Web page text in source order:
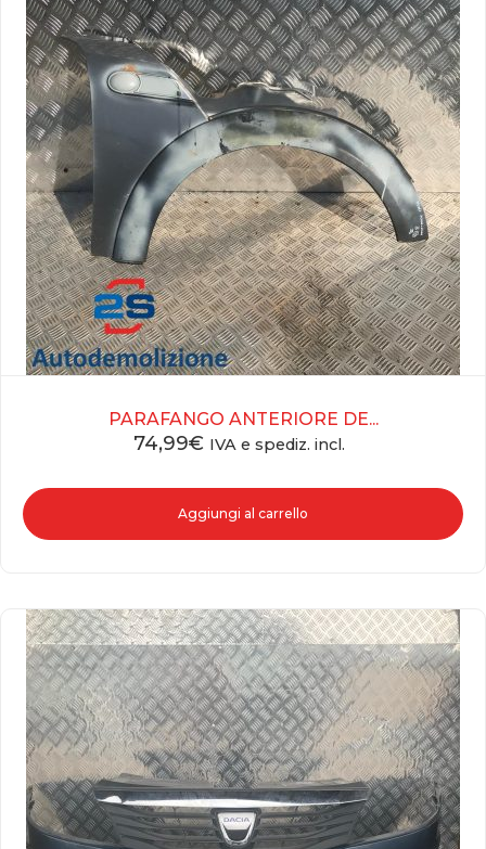
PARAFANGO ANTERIORE DE...
74,99€ IVA e spediz. incl.
Aggiungi al carrello